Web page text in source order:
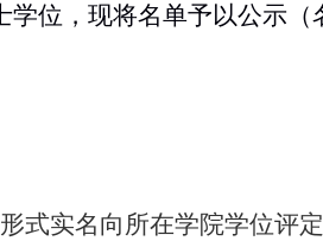
学位，现将名单予以公示（
形式实名向所在学院学位评